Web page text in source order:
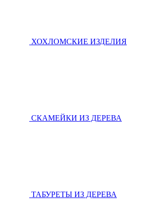
ХОХЛОМСКИЕ ИЗДЕЛИЯ
СКАМЕЙКИ ИЗ ДЕРЕВА
ТАБУРЕТЫ ИЗ ДЕРЕВА